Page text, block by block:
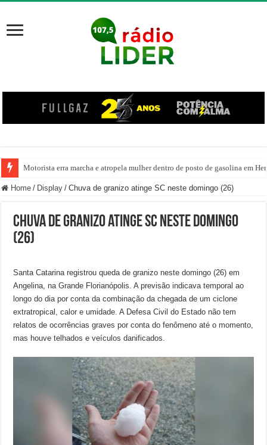
Motorista erra marcha e atropela mulher dentro de posto de gasolina em
Home / Display / Chuva de granizo atinge SC neste domingo (26)
Chuva de granizo atinge SC neste domingo
(26)
Santa Catarina registrou queda de granizo neste domingo (26) em
Angelina, na Grande Florianópolis. A previsão indicava temporal ao
longo do dia por conta da combinação da chegada de um ciclone
extratropical, calor e umidade. A Defesa Civil do Estado não tem
relatos de ocorrências graves por conta do fenômeno até o momento,
mas houve telhados e veículos danificados.